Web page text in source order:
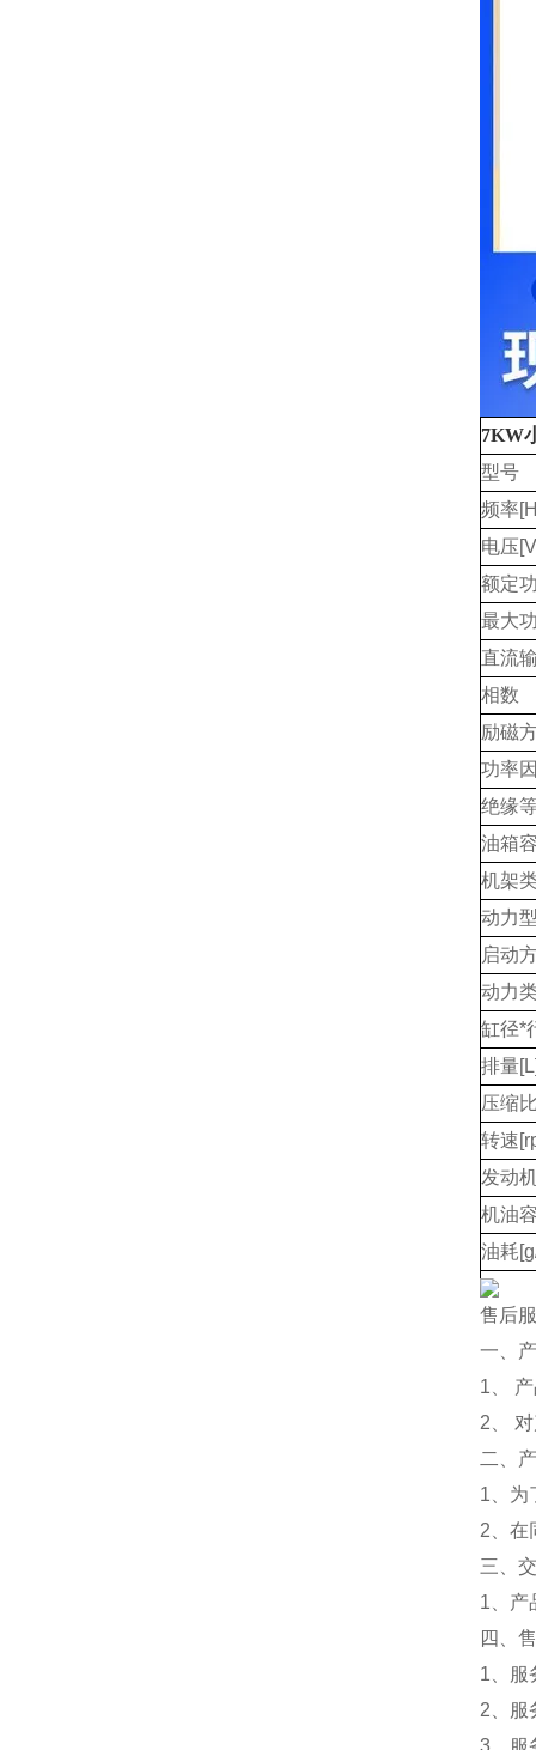
7KW
型号
频率
电压
额定
最大
直流
相数
励磁
功率
绝缘
油箱
机架
动力
启动
动力
缸径*
排量
压缩
转速
发动
机油
油耗
燃油
机油
低油
可选
外形
净重
售后
一、
1、
2、
二、
1、为
2、在
三、
1、产
四、
1、服
2、服
3、服